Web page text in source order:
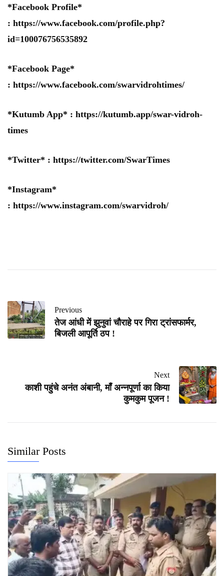
*Facebook Profile*
: https://www.facebook.com/profile.php?
id=100076756535892
*Facebook Page*
: https://www.facebook.com/swarvidrohtimes/
*Kutumb App* : https://kutumb.app/swar-vidroh-
times
*Twitter* : https://twitter.com/SwarTimes
*Instagram*
: https://www.instagram.com/swarvidroh/
Previous
तेज आंधी में झुनुवां चौराहे पर गिरा ट्रांसफार्मर,
बिजली आपूर्ति ठप !
Next
काशी पहुंचे अनंत अंबानी, माँ अन्नपूर्णा का किया
कुमकुम पूजन !
Similar Posts